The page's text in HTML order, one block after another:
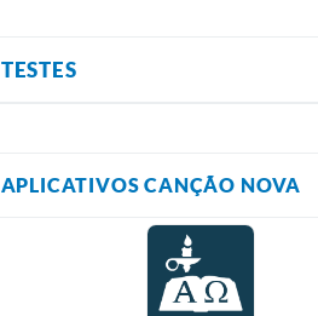
TESTES
APLICATIVOS CANÇÃO NOVA